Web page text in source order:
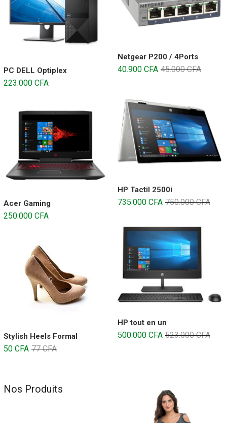
PC DELL Optiplex
223.000 CFA
Acer Gaming
250.000 CFA
Stylish Heels Formal
77CFA
50 CFA
Netgear P200 / 4Ports
45.000CFA
40.900 CFA
HP Tactil 2500i
750.000CFA
735.000 CFA
HP tout en un
523.000CFA
500.000 CFA
Nos Produits